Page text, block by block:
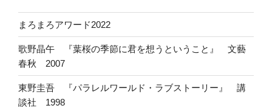
まろまろアワード2022
歌野晶午 『葉桜の季節に君を想うということ』 文藝
春秋 2007
東野圭吾 『パラレルワールド・ラブストーリー』 講
談社 1998